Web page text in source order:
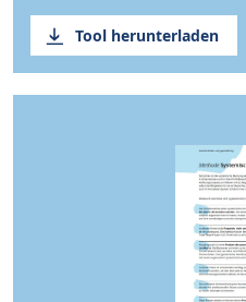
Tool herunterladen